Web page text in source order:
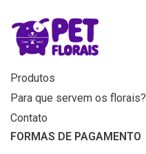
MENU
Home
Produtos
Para que servem os florais?
Contato
FORMAS DE PAGAMENTO